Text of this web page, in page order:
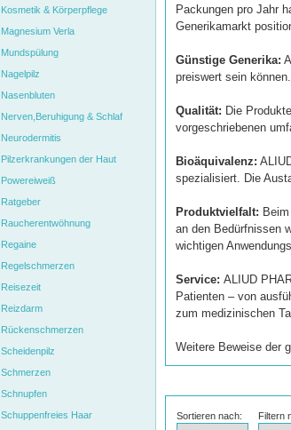
Packungen pro Jahr
Generikamarkt
Günstige Generika:
preiswert sein können.
Qualität: Die
vorgeschriebenen
Bioäquivalenz:
spezialisiert. Die
Produktvielfalt:
an den Bedürfnissen
wichtigen
Service:ALIUD
Patienten – von
zum medizinischen
Weitere Beweise der
Sortieren nach: Filtern
Kosmetik & Körperpflege
Magnesium Verla
Mundspülung
Nagelpilz
Nasenbluten
Nerven,Beruhigung & Schlaf
Neurodermitis
Pilzerkrankungen der Haut
Powereiweiß
Ratgeber
Raucherentwöhnung
Regaine
Regelschmerzen
Reisezeit
Reizdarm
Rückenschmerzen
Scheidenpilz
Schmerzen
Schnupfen
Schuppenfreies Haar